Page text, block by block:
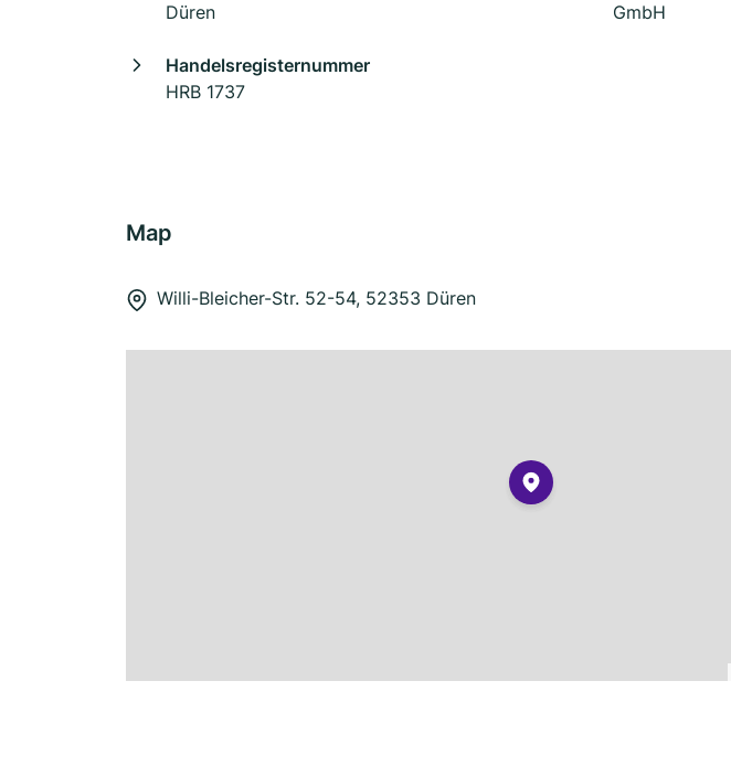
Düren
GmbH
Handelsregisternummer
HRB 1737
Map
Willi-Bleicher-Str. 52-54, 52353 Düren